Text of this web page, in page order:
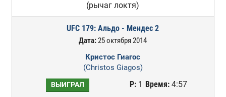
(рычаг локтя)
UFC 179: Альдо - Мендес 2
Дата:25 октября 2014
Кристос Гиагос
(Christos Giagos)
ВЫИГРАЛ Р:1 Время:4:57